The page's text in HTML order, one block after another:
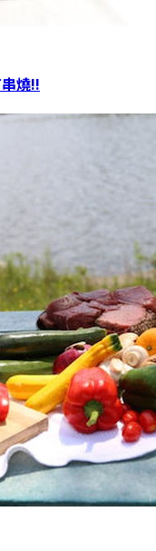
燒!!